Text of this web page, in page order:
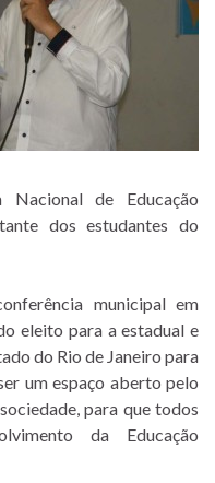
Nacional de Educação
dos estudantes do
municipal em
eleito para a estadual e
do Rio de Janeiro para
um espaço aberto pelo
para que todos
da Educação